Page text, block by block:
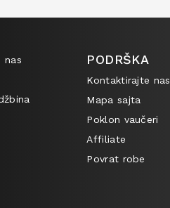
nas
PODRŠKA
Kontaktirajte nas
Mapa sajta
Poklon vaučeri
Affiliate
Povrat robe